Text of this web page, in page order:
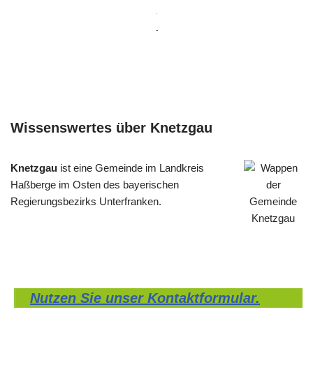
Wissenswertes über Knetzgau
Knetzgau ist eine Gemeinde im Landkreis
Haßberge im Osten des bayerischen
Regierungsbezirks Unterfranken.
Nutzen Sie unser Kontaktformular.